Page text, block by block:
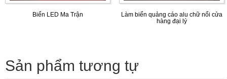
Biển LED Ma Trận
Làm biển quảng cáo alu chữ nổi cửa
hàng đại lý
Sản phẩm tương tự